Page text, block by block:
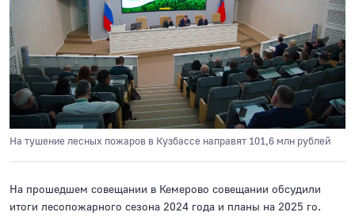
На тушение лесных пожаров в Кузбассе направят 101,6 млн рублей
На прошедшем совещании в Кемерово совещании обсудили
итоги лесопожарного сезона 2024 года и планы на 2025 го.